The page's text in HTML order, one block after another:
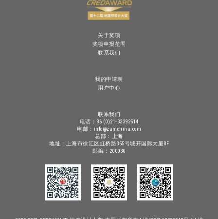
关于奖项
奖项申报范围
联系我们
我的申请表
用户中心
联系我们
电话：86 (0)21-33392514
电邮：info@zamchina.com
总部：上海
地址：上海市徐汇区虹桥路355号城开国际大厦8F
邮编：200030